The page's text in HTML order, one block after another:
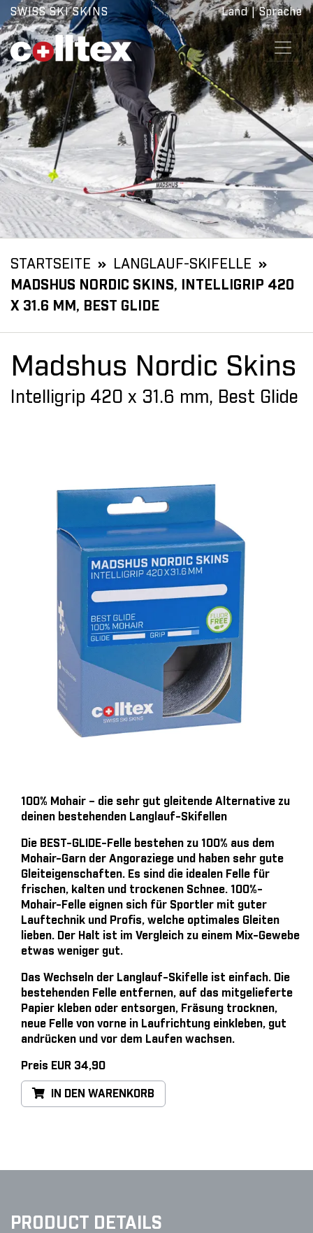
SWISS SKI SKINS Land|Sprache
STARTSEITE
LANGLAUF-SKIFELLE
MADSHUS NORDIC SKINS, INTELLIGRIP 420
X 31.6 MM, BEST GLIDE
Madshus Nordic Skins
Intelligrip 420 x 31.6 mm, Best Glide
100% Mohair – die sehr gut gleitende Alternative zu
deinen bestehenden Langlauf-Skifellen
Die BEST-GLIDE-Felle bestehen zu 100% aus dem
Mohair-Garn der Angoraziege und haben sehr gute
Gleiteigenschaften. Es sind die idealen Felle für
frischen, kalten und trockenen Schnee. 100%-
Mohair-Felle eignen sich für Sportler mit guter
Lauftechnik und Profis, welche optimales Gleiten
lieben. Der Halt ist im Vergleich zu einem Mix-Gewebe
etwas weniger gut.
Das Wechseln der Langlauf-Skifelle ist einfach. Die
bestehenden Felle entfernen, auf das mitgelieferte
Papier kleben oder entsorgen, Fräsung trocknen,
neue Felle von vorne in Laufrichtung einkleben, gut
andrücken und vor dem Laufen wachsen.
Preis EUR 34,90
IN DEN WARENKORB
PRODUCT DETAILS